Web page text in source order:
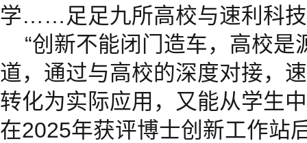
学……足足九所高校与速利科
“创新不能闭门造车，高校是
道，通过与高校的深度对接，
转化为实际应用，又能从学生
在2025年获评博士创新工作站